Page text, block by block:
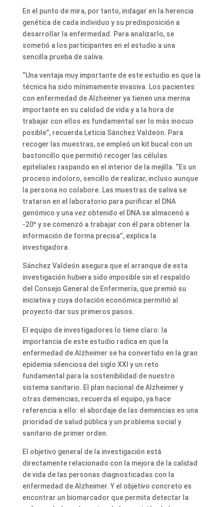
En el punto de mira, por tanto, indagar en la herencia
genética de cada individuo y su predisposición a
desarrollar la enfermedad. Para analizarlo, se
sometió a los participantes en el estudio a una
sencilla prueba de saliva.
“Una ventaja muy importante de este estudio es que la
técnica ha sido mínimamente invasiva. Los pacientes
con enfermedad de Alzheimer ya tienen una merma
importante en su calidad de vida y a la hora de
trabajar con ellos es fundamental ser lo más inocuo
posible”, recuerda Leticia Sánchez Valdeón. Para
recoger las muestras, se empleó un kit bucal con un
bastoncillo que permitió recoger las células
epiteliales raspando en el interior de la mejilla. “Es un
proceso indoloro, sencillo de realizar, incluso aunque
la persona no colabore. Las muestras de saliva se
trataron en el laboratorio para purificar el DNA
genómico y una vez obtenido el DNA se almacenó a
-20º y se comenzó a trabajar con él para obtener la
información de forma precisa”, explica la
investigadora.
Sánchez Valdeón asegura que el arranque de esta
investigación hubiera sido imposible sin el respaldo
del Consejo General de Enfermería, que premió su
iniciativa y cuya dotación económica permitió al
proyecto dar sus primeros pasos.
El equipo de investigadores lo tiene claro: la
importancia de este estudio radica en que la
enfermedad de Alzheimer se ha convertido en la gran
epidemia silenciosa del siglo XXI y un reto
fundamental para la sostenibilidad de nuestro
sistema sanitario. El plan nacional de Alzheimer y
otras demencias, recuerda el equipo, ya hace
referencia a ello: el abordaje de las demencias es una
prioridad de salud pública y un problema social y
sanitario de primer orden.
El objetivo general de la investigación está
directamente relacionado con la mejora de la calidad
de vida de las personas diagnosticadas con la
enfermedad de Alzheimer. Y el objetivo concreto es
encontrar un biomarcador que permita detectar la